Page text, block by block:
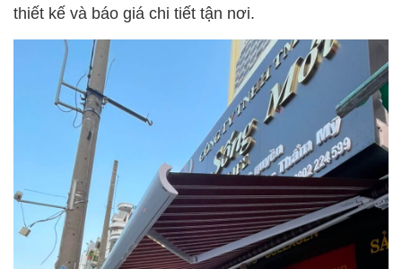
thiết kế và báo giá chi tiết tận nơi.